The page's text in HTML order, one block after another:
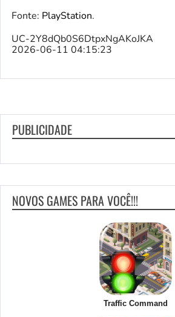
Fonte: PlayStation.
UC-2Y8dQb0S6DtpxNgAKoJKA
2026-06-11 04:15:23
PUBLICIDADE
NOVOS GAMES PARA VOCÊ!!!
Traffic Command